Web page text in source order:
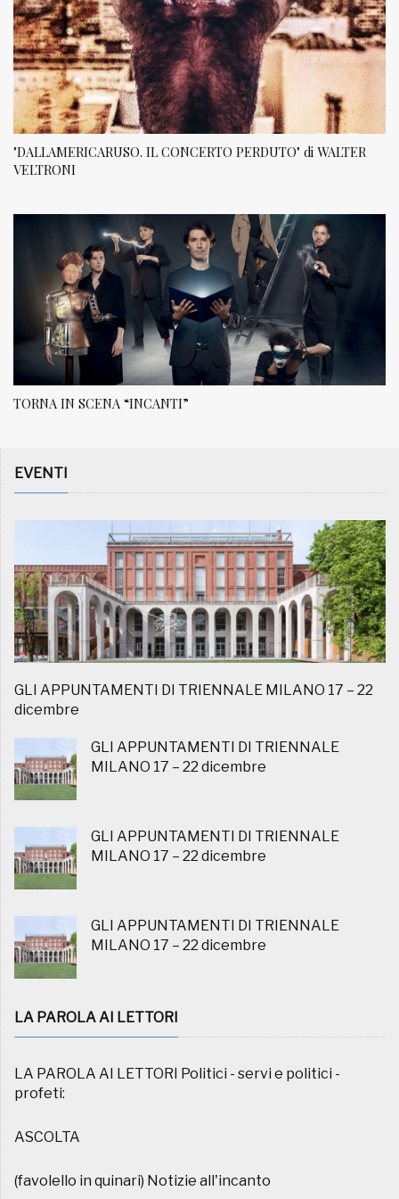
"DALLAMERICARUSO. IL CONCERTO PERDUTO" di WALTER
VELTRONI
TORNA IN SCENA “INCANTI”
EVENTI
GLI APPUNTAMENTI DI TRIENNALE MILANO 17 – 22
dicembre
GLI APPUNTAMENTI DI TRIENNALE
MILANO 17 – 22 dicembre
GLI APPUNTAMENTI DI TRIENNALE
MILANO 17 – 22 dicembre
GLI APPUNTAMENTI DI TRIENNALE
MILANO 17 – 22 dicembre
LA PAROLA AI LETTORI
LA PAROLA AI LETTORI Politici - servi e politici -
profeti:
ASCOLTA
(favolello in quinari) Notizie all'incanto